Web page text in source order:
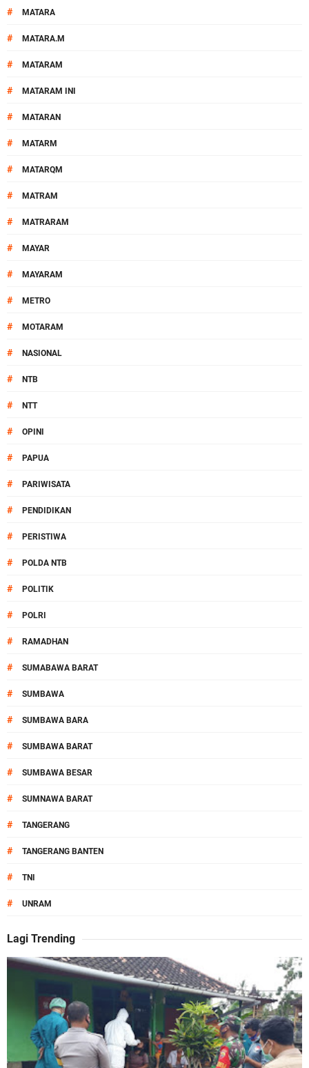
# MATARA
# MATARA.M
# MATARAM
# MATARAM INI
# MATARAN
# MATARM
# MATARQM
# MATRAM
# MATRARAM
# MAYAR
# MAYARAM
# METRO
# MOTARAM
# NASIONAL
# NTB
# NTT
# OPINI
# PAPUA
# PARIWISATA
# PENDIDIKAN
# PERISTIWA
# POLDA NTB
# POLITIK
# POLRI
# RAMADHAN
# SUMABAWA BARAT
# SUMBAWA
# SUMBAWA BARA
# SUMBAWA BARAT
# SUMBAWA BESAR
# SUMNAWA BARAT
# TANGERANG
# TANGERANG BANTEN
# TNI
# UNRAM
Lagi Trending